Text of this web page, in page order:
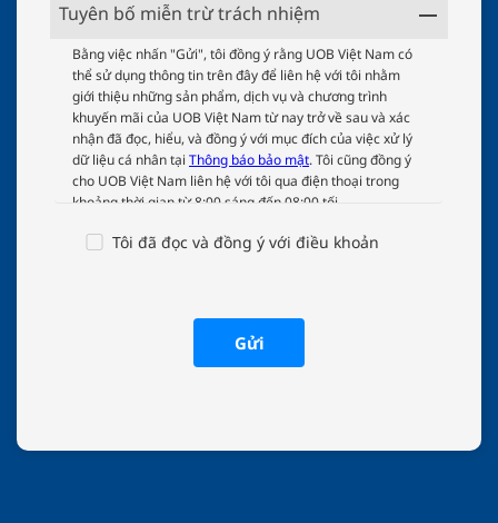
Tuyên bố miễn trừ trách nhiệm
UOB
Terms
And
Conditions
Bằng việc nhấn "Gửi", tôi đồng ý rằng UOB Việt Nam có
thể sử dụng thông tin trên đây để liên hệ với tôi nhằm
giới thiệu những sản phẩm, dịch vụ và chương trình
khuyến mãi của UOB Việt Nam từ nay trở về sau và xác
nhận đã đọc, hiểu, và đồng ý với mục đích của việc xử lý
dữ liệu cá nhân tại Thông báo bảo mật. Tôi cũng đồng ý
cho UOB Việt Nam liên hệ với tôi qua điện thoại trong
khoảng thời gian từ 8:00 sáng đến 08:00 tối.
Tôi đã đọc và đồng ý với điều khoản
Gửi